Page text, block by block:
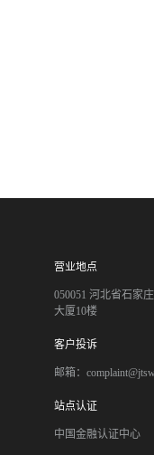
营业地点
050051 河北省石家
大厦10楼
客户投诉
邮箱：
站点认证
中国金融认证中心